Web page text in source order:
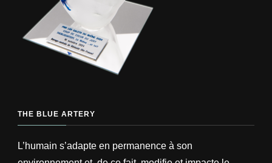
THE BLUE ARTERY
L’humain s’adapte en permanence à son